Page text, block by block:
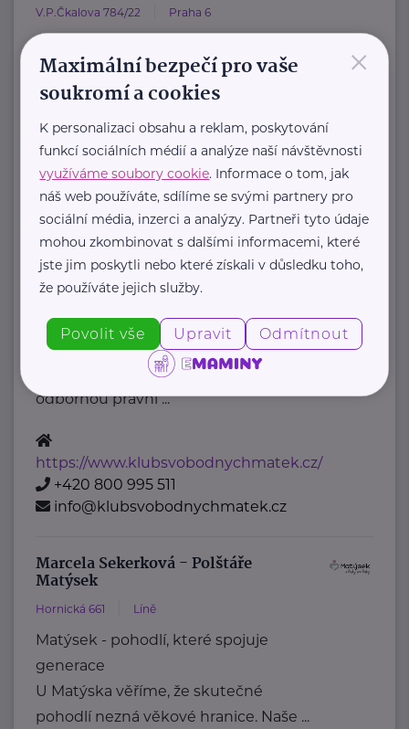
V.P.Čkalova 784/22 Praha 6
nezisková organizace, která již více
než 20 let podporuje ...
https://www.hostcz.org/
+420 776 556 829
produkce@hostcz.org
Klub svobodných matek z.s.
Dukelských hrdinů 34 Praha 7
"Pomáháme rodičům a jejich dětem."
Rodinám samoživitelů z celé ČR
poskytujeme finanční, materiální,
odbornou právní ...
https://www.klubsvobodnychmatek.cz/
+420 800 995 511
info@klubsvobodnychmatek.cz
Marcela Sekerková - Polštáře
Matýsek
Hornická 661 Líně
Matýsek - pohodlí, které spojuje
generace
U Matýska věříme, že skutečné
pohodlí nezná věkové hranice. Naše ...
×
Maximální bezpečí pro vaše
soukromí a cookies
K personalizaci obsahu a reklam, poskytování
funkcí sociálních médií a analýze naší návštěvnosti
využíváme soubory cookie. Informace o tom, jak
náš web používáte, sdílíme se svými partnery pro
sociální média, inzerci a analýzy. Partneři tyto údaje
mohou zkombinovat s dalšími informacemi, které
jste jim poskytli nebo které získali v důsledku toho,
že používáte jejich služby.
Povolit vše Upravit Odmítnout